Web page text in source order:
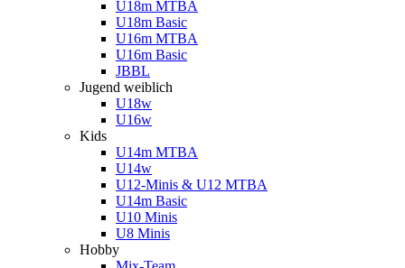
U18m MTBA
U18m Basic
U16m MTBA
U16m Basic
JBBL
Jugend weiblich
U18w
U16w
Kids
U14m MTBA
U14w
U12-Minis & U12 MTBA
U14m Basic
U10 Minis
U8 Minis
Hobby